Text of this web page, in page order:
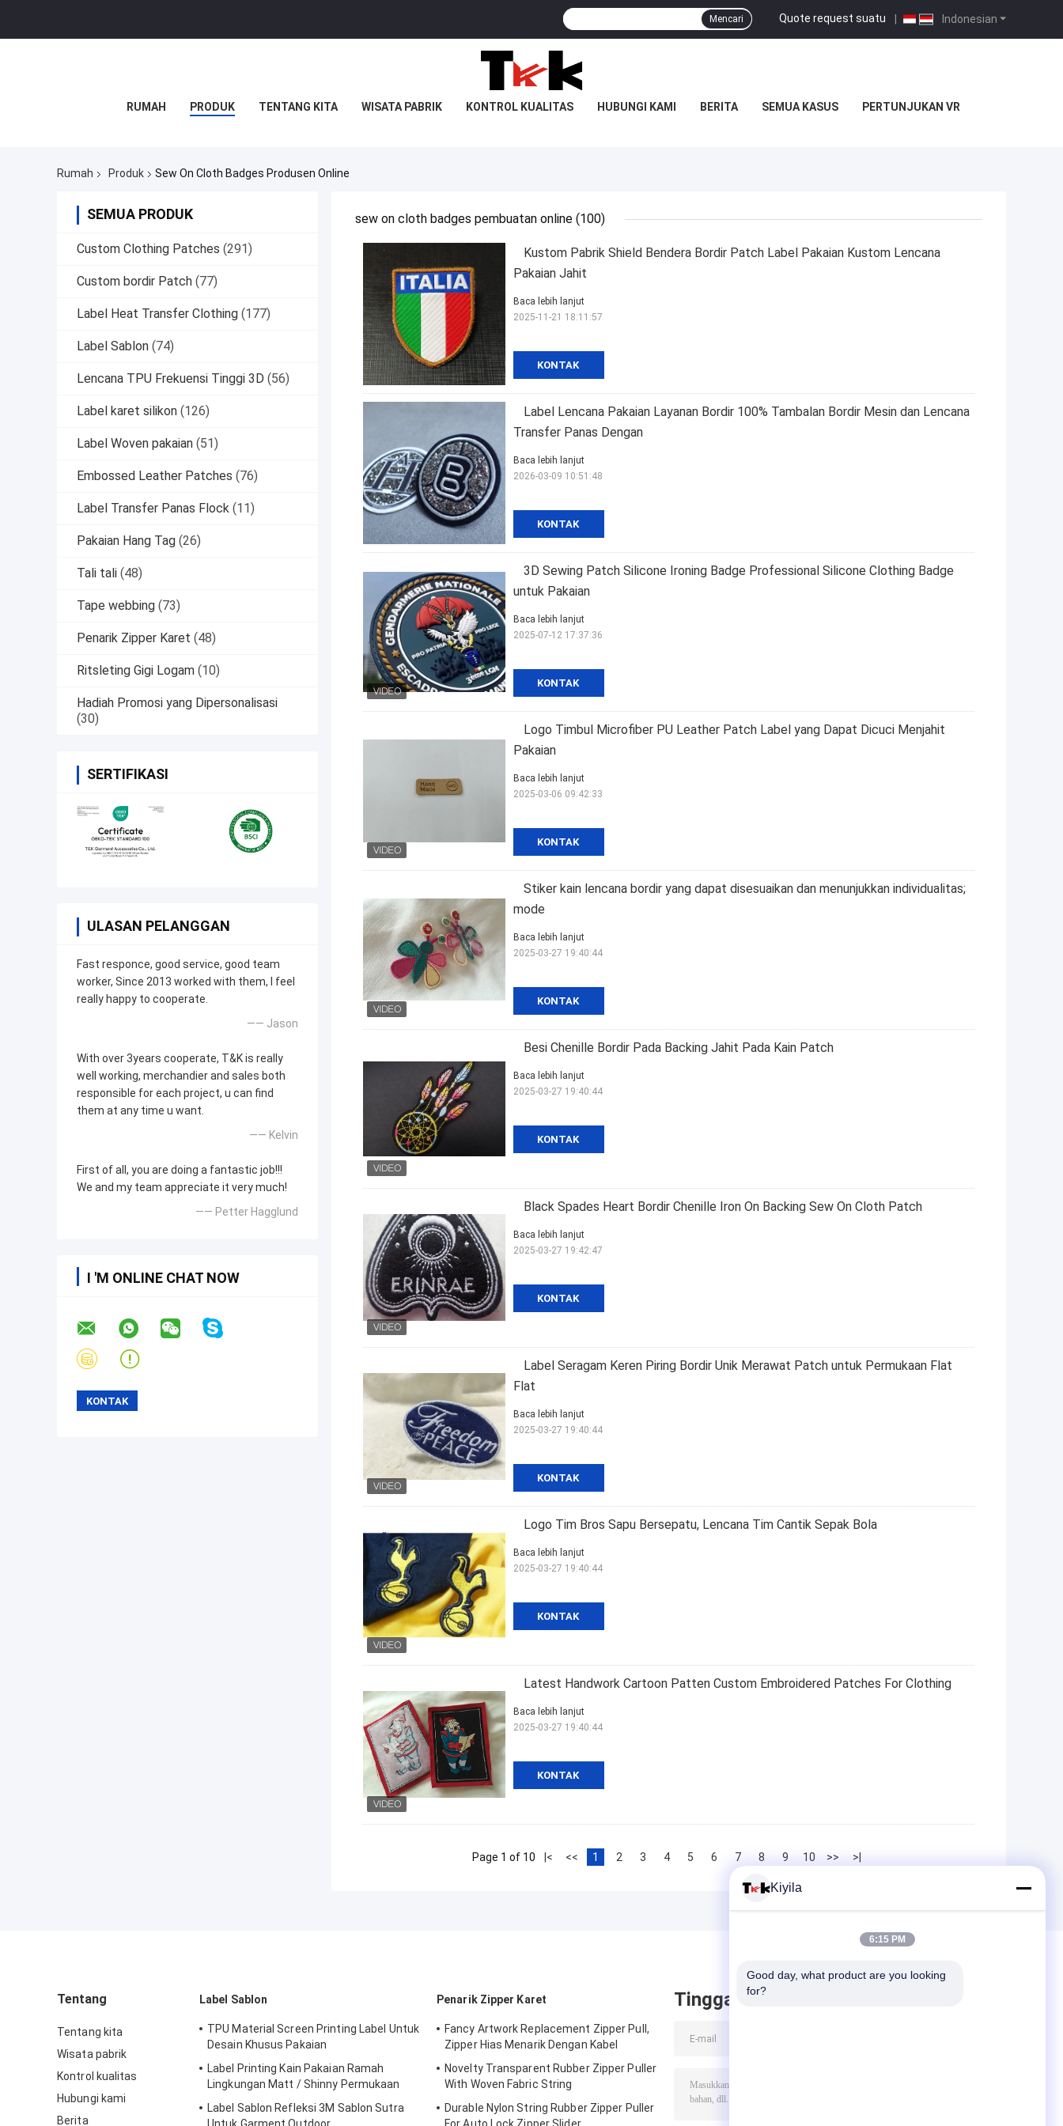
Indonesian
Quote request suatu |
Mencari
RUMAH PRODUK TENTANG KITA WISATA PABRIK KONTROL KUALITAS HUBUNGI KAMI BERITA SEMUA KASUS PERTUNJUKAN VR
Rumah Produk Sew On Cloth Badges Produsen Online
SEMUA PRODUK
Custom Clothing Patches (291)
Custom bordir Patch (77)
Label Heat Transfer Clothing (177)
Label Sablon (74)
Lencana TPU Frekuensi Tinggi 3D (56)
Label karet silikon (126)
Label Woven pakaian (51)
Embossed Leather Patches (76)
Label Transfer Panas Flock (11)
Pakaian Hang Tag (26)
Tali tali (48)
Tape webbing (73)
Penarik Zipper Karet (48)
Ritsleting Gigi Logam (10)
Hadiah Promosi yang Dipersonalisasi
(30)
SERTIFIKASI
ULASAN PELANGGAN
Fast responce, good service, good team
worker, Since 2013 worked with them, I feel
really happy to cooperate.
—— Jason
With over 3years cooperate, T&K is really
well working, merchandier and sales both
responsible for each project, u can find
them at any time u want.
—— Kelvin
First of all, you are doing a fantastic job!!!
We and my team appreciate it very much!
—— Petter Hagglund
I 'M ONLINE CHAT NOW
sew on cloth badges pembuatan online (100)
Kustom Pabrik Shield Bendera Bordir Patch Label Pakaian Kustom Lencana
Pakaian Jahit
KONTAK
Baca lebih lanjut
2025-11-21 18:11:57
Label Lencana Pakaian Layanan Bordir 100% Tambalan Bordir Mesin dan Lencana
Transfer Panas Dengan
KONTAK
Baca lebih lanjut
2026-03-09 10:51:48
3D Sewing Patch Silicone Ironing Badge Professional Silicone Clothing Badge
untuk Pakaian
KONTAK
Baca lebih lanjut
2025-07-12 17:37:36
Logo Timbul Microfiber PU Leather Patch Label yang Dapat Dicuci Menjahit
Pakaian
KONTAK
Baca lebih lanjut
2025-03-06 09:42:33
Stiker kain lencana bordir yang dapat disesuaikan dan menunjukkan individualitas;
mode
KONTAK
Baca lebih lanjut
2025-03-27 19:40:44
Besi Chenille Bordir Pada Backing Jahit Pada Kain Patch
KONTAK
Baca lebih lanjut
2025-03-27 19:40:44
Black Spades Heart Bordir Chenille Iron On Backing Sew On Cloth Patch
KONTAK
Baca lebih lanjut
2025-03-27 19:42:47
Label Seragam Keren Piring Bordir Unik Merawat Patch untuk Permukaan Flat
Flat
KONTAK
Baca lebih lanjut
2025-03-27 19:40:44
Logo Tim Bros Sapu Bersepatu, Lencana Tim Cantik Sepak Bola
KONTAK
Baca lebih lanjut
2025-03-27 19:40:44
Latest Handwork Cartoon Patten Custom Embroidered Patches For Clothing
KONTAK
Baca lebih lanjut
2025-03-27 19:40:44
Page 1 of 10 |< << 1 2 3 4 5 6 7 8 9 10 >> >|
Tentang
Tentang kita
Wisata pabrik
Kontrol kualitas
Hubungi kami
Berita
Label Sablon
TPU Material Screen Printing Label Untuk
Desain Khusus Pakaian
Label Printing Kain Pakaian Ramah
Lingkungan Matt / Shinny Permukaan
Label Sablon Refleksi 3M Sablon Sutra
Penarik Zipper Karet
Fancy Artwork Replacement Zipper Pull,
Zipper Hias Menarik Dengan Kabel
Novelty Transparent Rubber Zipper Puller
With Woven Fabric String
Durable Nylon String Rubber Zipper Puller
Tinggalkan pesan
Kiyila
6:15 PM
Good day, what product are you looking
for?